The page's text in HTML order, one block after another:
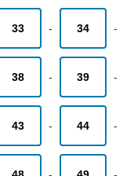
33 - 34 -
38 - 39 -
43 - 44 -